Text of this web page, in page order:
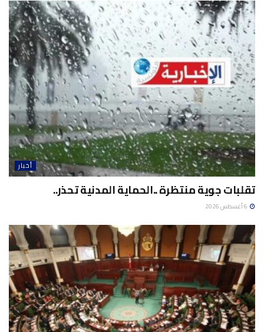
أخبار
تقلبات جوية منتظرة ..الحماية المدنية تحذر..
6 أغسطس 2026